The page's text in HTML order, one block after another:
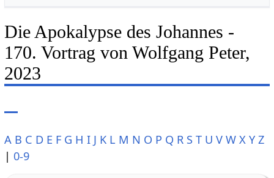
Die Apokalypse des Johannes -
170. Vortrag von Wolfgang Peter,
2023
A B C D E F G H I J K L M N O P Q R S T U V W X Y Z
| 0-9